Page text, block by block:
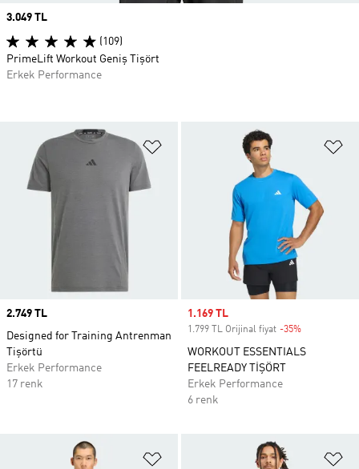
Favori Listesine Ekle
Price
2.749 TL
Designed for Training Antrenman
Tişörtü
Erkek Performance
17 renk
Sale price
1.169 TL
1.799 TL Orijinal fiyat -35%
WORKOUT ESSENTIALS
FEELREADY TİŞÖRT
Erkek Performance
6 renk
Favori Listesine Ekle
Price
3.049 TL
(109)
PrimeLift Workout Geniş Tişört
Erkek Performance